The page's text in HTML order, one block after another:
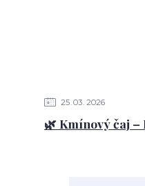
25 03 2026
🌿 Kmínový čaj